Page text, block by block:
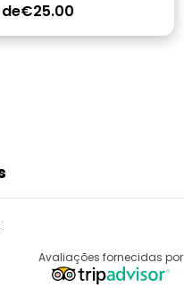
€25.00
Fornecedor
De Afiliados
Avaliações fornecidas por